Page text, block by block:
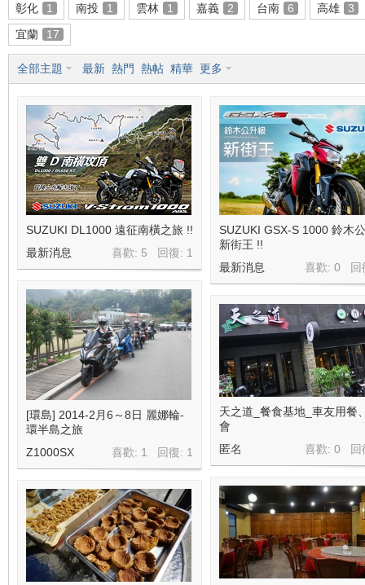
彰化
1 南投 1 雲林 1 嘉義 2 台南 6 高雄
3
宜蘭
17
全部主題 最新 熱門 熱帖 精華 更多
SUZUKI DL1000 遠征南橫之旅 !!
喜歡: 5 回復: 1
最新消息
SUZUKI GSX-S 1000 鈴木
新街王 !!
喜歡: 0 回
最新消息
[環島] 2014-2月6～8日 麗娜輪-
環半島之旅
喜歡: 1 回復: 1
Z1000SX
天之道_餐食基地_車友用餐
會
喜歡: 0 回
匿名